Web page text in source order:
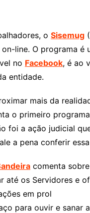
o Sisemug
line. O programa
no Facebook, é ao
entidade.
mais da
o primeiro
foi a ação judicial
a pena conferir
comenta
até os Servidores e
em prol
para ouvir e sanar